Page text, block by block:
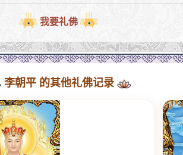
我要礼佛
李朝平 的其他礼佛记录